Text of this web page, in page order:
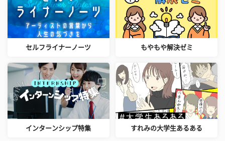
セルフライナーノーツ もやもや解決ゼミ
インターンシップ特集 すれみの大学生あるある